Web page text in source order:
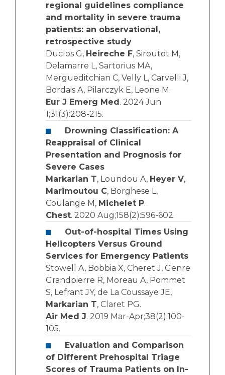
regional guidelines compliance
and mortality in severe trauma
patients: an observational,
retrospective study
Duclos G, Heireche F, Siroutot M,
Delamarre L, Sartorius MA,
Mergueditchian C, Velly L, Carvelli J,
Bordais A, Pilarczyk E, Leone M.
Eur J Emerg Med . 2024 Jun
1;31(3):208-215.
Drowning Classification: A
Reappraisal of Clinical
Presentation and Prognosis for
Severe Cases
Markarian T, Loundou A, Heyer V,
Marimoutou C, Borghese L,
Coulange M, Michelet P.
Chest. 2020 Aug;158(2):596-602.
Out-of-hospital Times Using
Helicopters Versus Ground
Services for Emergency Patients
Stowell A, Bobbia X, Cheret J, Genre
Grandpierre R, Moreau A, Pommet
S, Lefrant JY, de La Coussaye JE,
Markarian T, Claret PG.
Air Med J. 2019 Mar-Apr;38(2):100-
105.
Evaluation and Comparison
of Different Prehospital Triage
Scores of Trauma Patients on In-